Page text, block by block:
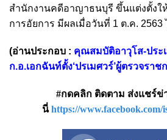
สำนักงานคดีอาญาธนบุรี ขึ้นแต่งตั้งใ
การอัยการ มีผลเมื่อวันที่ 1 ต.ค. 2563
(อ่านประกอบ : คุณสมบัติอาวุโส-ประ
ก.อ.เอกฉันท์ตั้ง‘ปรเมศวร์’ผู้ตรวจราช
#กดคลิก ติดตาม ส่งแชร์ข่
นี่https://www.facebook.com/